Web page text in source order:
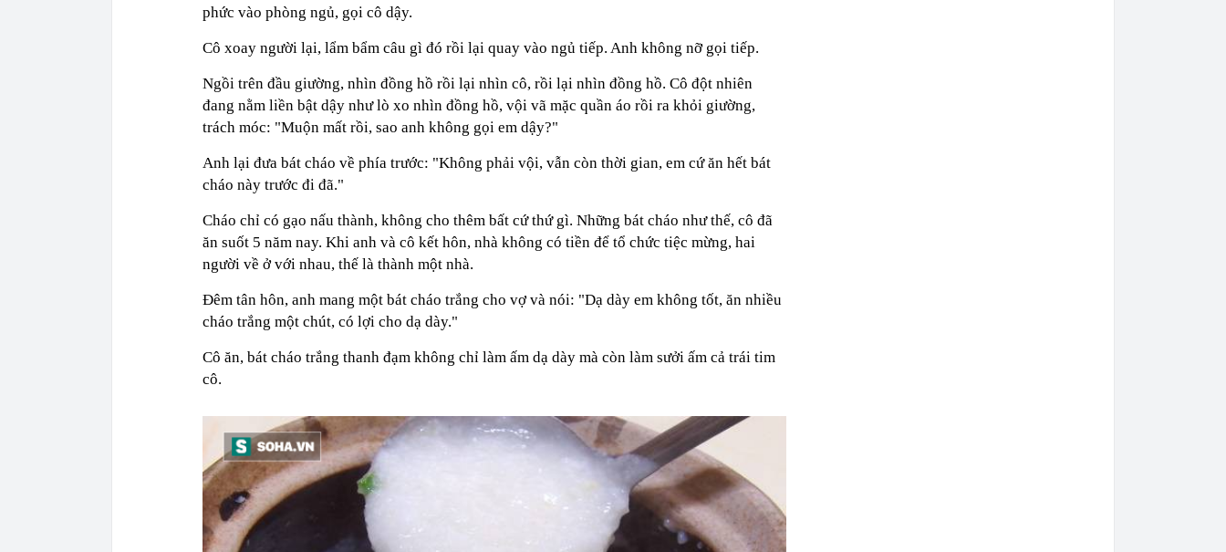
phức vào phòng ngủ, gọi cô dậy.
Cô xoay người lại, lẩm bẩm câu gì đó rồi lại quay vào ngủ tiếp. Anh không nỡ gọi tiếp.
Ngồi trên đầu giường, nhìn đồng hồ rồi lại nhìn cô, rồi lại nhìn đồng hồ. Cô đột nhiên
đang nằm liền bật dậy như lò xo nhìn đồng hồ, vội vã mặc quần áo rồi ra khỏi giường,
trách móc: "Muộn mất rồi, sao anh không gọi em dậy?"
Anh lại đưa bát cháo về phía trước: "Không phải vội, vẫn còn thời gian, em cứ ăn hết bát
cháo này trước đi đã."
Cháo chỉ có gạo nấu thành, không cho thêm bất cứ thứ gì. Những bát cháo như thế, cô đã
ăn suốt 5 năm nay. Khi anh và cô kết hôn, nhà không có tiền để tổ chức tiệc mừng, hai
người về ở với nhau, thế là thành một nhà.
Đêm tân hôn, anh mang một bát cháo trắng cho vợ và nói: "Dạ dày em không tốt, ăn nhiều
cháo trắng một chút, có lợi cho dạ dày."
Cô ăn, bát cháo trắng thanh đạm không chỉ làm ấm dạ dày mà còn làm sưởi ấm cả trái tim
cô.